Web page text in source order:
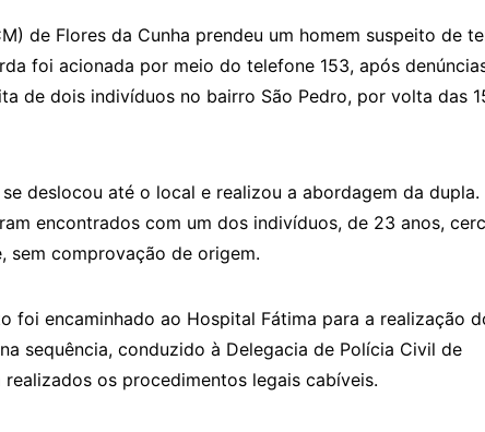
de Flores da Cunha prendeu um homem suspeito de
foi acionada por meio do telefone 153, após
de dois indivíduos no bairro São Pedro, por volta das
deslocou até o local e realizou a abordagem da dupla.
encontrados com um dos indivíduos, de 23 anos,
sem comprovação de origem.
foi encaminhado ao Hospital Fátima para a realização
sequência, conduzido à Delegacia de Polícia Civil de
os procedimentos legais cabíveis.